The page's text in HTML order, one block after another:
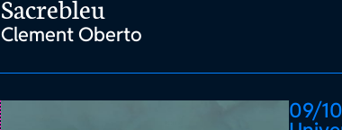
Sacrebleu
Clement Oberto
09/